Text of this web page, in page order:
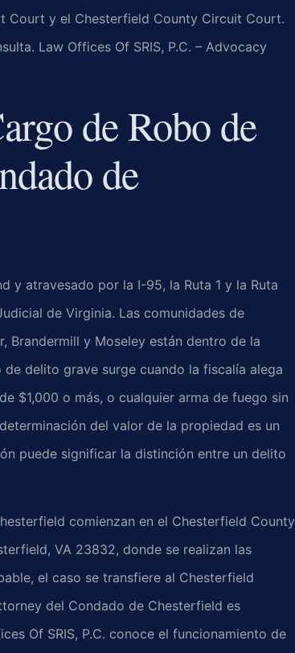
Court y el Chesterfield County Circuit Court.
Law Offices Of SRIS, P.C. – Advocacy
de Robo de
de
y atravesado por la I-95, la Ruta 1 y la Ruta
de Virginia. Las comunidades de
Brandermill y Moseley están dentro de la
delito grave surge cuando la fiscalía alega
$1,000 o más, o cualquier arma de fuego sin
del valor de la propiedad es un
puede significar la distinción entre un delito
comienzan en el Chesterfield County
VA 23832, donde se realizan las
el caso se transfiere al Chesterfield
del Condado de Chesterfield es
Of SRIS, P.C. conoce el funcionamiento de